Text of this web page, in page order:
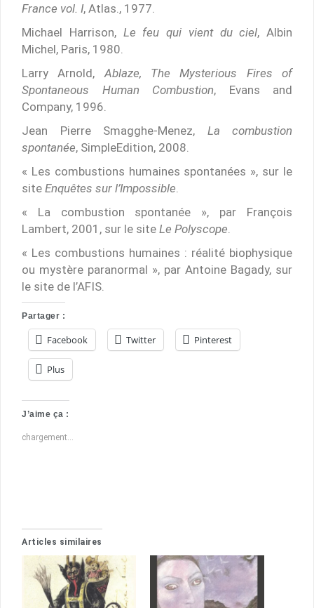
France vol. I, Atlas., 1977.
Michael Harrison, Le feu qui vient du ciel, Albin
Michel, Paris, 1980.
Larry Arnold,Ablaze, The Mysterious Fires of
Spontaneous Human Combustion, Evans and
Company, 1996.
Jean Pierre Smagghe-Menez, La combustion
spontanée, SimpleEdition, 2008.
« Les combustions humaines spontanées », sur le
site Enquêtes sur l’Impossible.
« La combustion spontanée », par François
Lambert, 2001, sur le site Le Polyscope.
« Les combustions humaines : réalité biophysique
ou mystère paranormal », par Antoine Bagady, sur
le site de l’AFIS.
Partager :
Facebook Twitter Pinterest
Plus
J’aime ça :
chargement…
Articles similaires